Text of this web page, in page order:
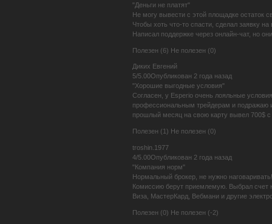
"Деньги не платят"
Не могу вывести с этой площадке остаток
Чтобы хоть что-то спасти, сделал заявку
Написал поддержке через онлайн-чат, но
Полезен (6) Не полезен (0)
Диких Евгений
5/5.00Опубликован 2 года назад
"Хорошие выгодные условия"
Согласен, у Esperio очень лояльные
профессиональным трейдерам и подражаю
прошлый месяц на свою карту вывел 700$
Полезен (1) Не полезен (0)
troshin.1977
4/5.00Опубликован 2 года назад
"Компания норм"
Нормальный брокер, не нужно
Комиссию берут приемлемую. Выбрал счет
Виза, МастерКард, Вебмани и другие
Полезен (0) Не полезен (-2)